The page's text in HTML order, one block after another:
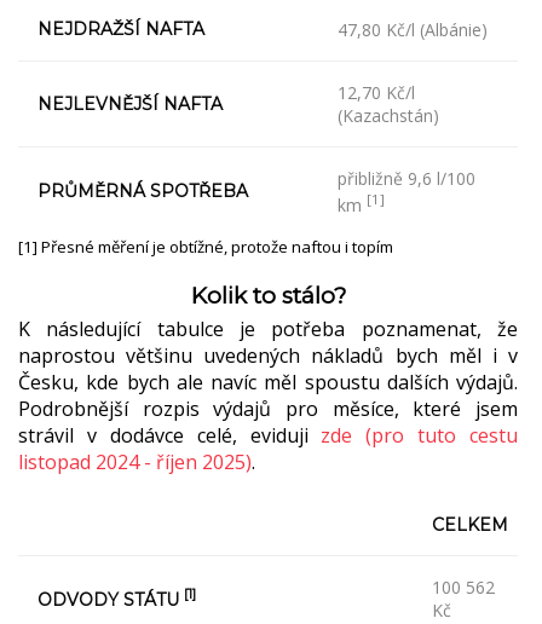
NEJDRAŽŠÍ NAFTA 47,80 Kč/l (Albánie)
NEJLEVNĚJŠÍ NAFTA
12,70 Kč/l
(Kazachstán)
PRŮMĚRNÁ SPOTŘEBA
přibližně 9,6 l/100
km [1]
[1] Přesné měření je obtížné, protože naftou i topím
Kolik to stálo?
K následující tabulce je potřeba poznamenat, že
naprostou většinu uvedených nákladů bych měl i v
Česku, kde bych ale navíc měl spoustu dalších výdajů.
Podrobnější rozpis výdajů pro měsíce, které jsem
strávil v dodávce celé, eviduji zde (pro tuto cestu
listopad 2024 - říjen 2025).
CELKEM
ODVODY STÁTU [1]
100 562
Kč